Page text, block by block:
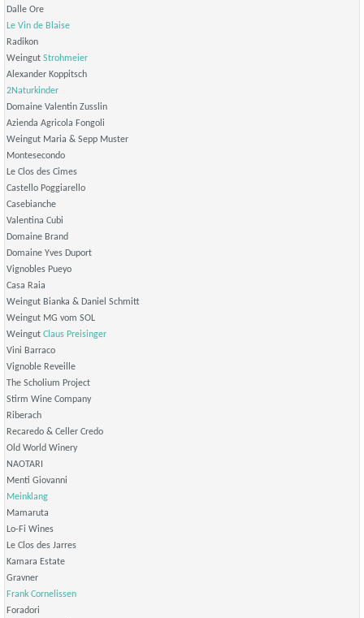
Dalle Ore
Le Vin de Blaise
Radikon
Weingut Strohmeier
Alexander Koppitsch
2Naturkinder
Domaine Valentin Zusslin
Azienda Agricola Fongoli
Weingut Maria & Sepp Muster
Montesecondo
Le Clos des Cimes
Castello Poggiarello
Casebianche
Valentina Cubi
Domaine Brand
Domaine Yves Duport
Vignobles Pueyo
Casa Raia
Weingut Bianka & Daniel Schmitt
Weingut MG vom SOL
Weingut Claus Preisinger
Vini Barraco
Vignoble Reveille
The Scholium Project
Stirm Wine Company
Riberach
Recaredo & Celler Credo
Old World Winery
NAOTARI
Menti Giovanni
Meinklang
Mamaruta
Lo-Fi Wines
Le Clos des Jarres
Kamara Estate
Gravner
Frank Cornelissen
Foradori